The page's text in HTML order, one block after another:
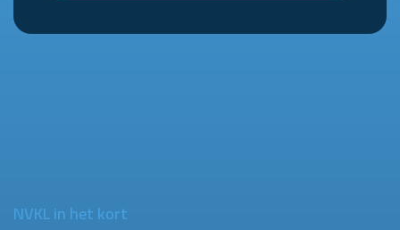
NVKL in het kort